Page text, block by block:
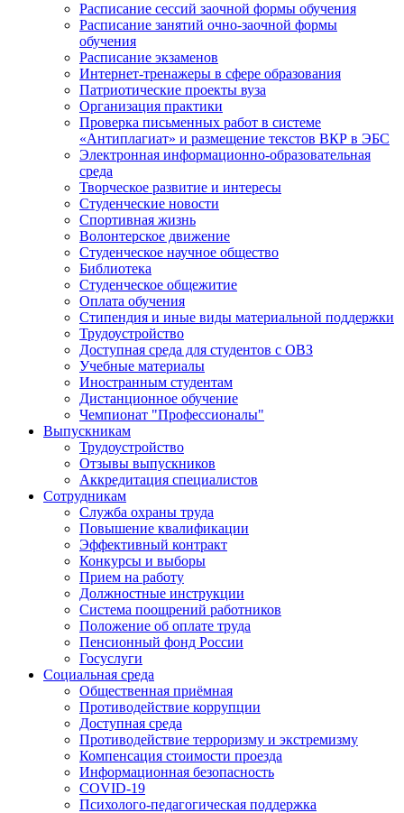
Расписание сессий заочной формы обучения
Расписание занятий очно-заочной формы
обучения
Расписание экзаменов
Интернет-тренажеры в сфере образования
Патриотические проекты вуза
Организация практики
Проверка письменных работ в системе
«Антиплагиат» и размещение текстов ВКР в ЭБС
Электронная информационно-образовательная
среда
Творческое развитие и интересы
Студенческие новости
Спортивная жизнь
Волонтерское движение
Студенческое научное общество
Библиотека
Студенческое общежитие
Оплата обучения
Стипендия и иные виды материальной поддержки
Трудоустройство
Доступная среда для студентов с ОВЗ
Учебные материалы
Иностранным студентам
Дистанционное обучение
Чемпионат "Профессионалы"
Выпускникам
Трудоустройство
Отзывы выпускников
Аккредитация специалистов
Сотрудникам
Служба охраны труда
Повышение квалификации
Эффективный контракт
Конкурсы и выборы
Прием на работу
Должностные инструкции
Система поощрений работников
Положение об оплате труда
Пенсионный фонд России
Госуслуги
Социальная среда
Общественная приёмная
Противодействие коррупции
Доступная среда
Противодействие терроризму и экстремизму
Компенсация стоимости проезда
Информационная безопасность
COVID-19
Психолого-педагогическая поддержка